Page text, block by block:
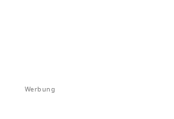
Werbung